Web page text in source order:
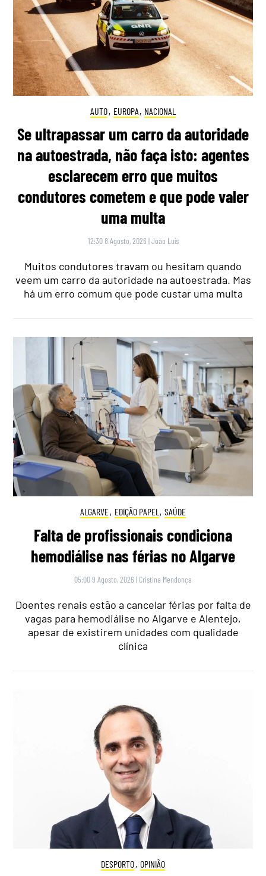
AUTO, EUROPA, NACIONAL
Se ultrapassar um carro da autoridade
na autoestrada, não faça isto: agentes
esclarecem erro que muitos
condutores cometem e que pode valer
uma multa
12:30 8 Agosto, 2026 |João Luís
Muitos condutores travam ou hesitam quando
veem um carro da autoridade na autoestrada. Mas
há um erro comum que pode custar uma multa
ALGARVE, EDIÇÃO PAPEL , SAÚDE
Falta de profissionais condiciona
hemodiálise nas férias no Algarve
05:00 9 Agosto, 2026 | Cristina Mendonça
Doentes renais estão a cancelar férias por falta de
vagas para hemodiálise no Algarve e Alentejo,
apesar de existirem unidades com qualidade
clínica
DESPORTO, OPINIÃO